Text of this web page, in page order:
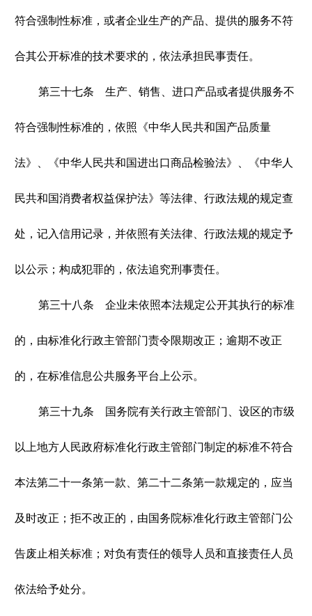
符合强制性标准，或者企业生产的产品、提供的服务不符
合其公开标准的技术要求的，依法承担民事责任。
第三十七条 生产、销售、进口产品或者提供服务不
符合强制性标准的，依照《中华人民共和国产品质量
法》、《中华人民共和国进出口商品检验法》、《中华人
民共和国消费者权益保护法》等法律、行政法规的规定查
处，记入信用记录，并依照有关法律、行政法规的规定予
以公示；构成犯罪的，依法追究刑事责任。
第三十八条 企业未依照本法规定公开其执行的标准
的，由标准化行政主管部门责令限期改正；逾期不改正
的，在标准信息公共服务平台上公示。
第三十九条 国务院有关行政主管部门、设区的市级
以上地方人民政府标准化行政主管部门制定的标准不符合
本法第二十一条第一款、第二十二条第一款规定的，应当
及时改正；拒不改正的，由国务院标准化行政主管部门公
告废止相关标准；对负有责任的领导人员和直接责任人员
依法给予处分。